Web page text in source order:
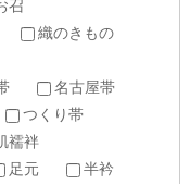
召
織のきもの
名古屋帯
つくり帯
襦袢
足元
半衿